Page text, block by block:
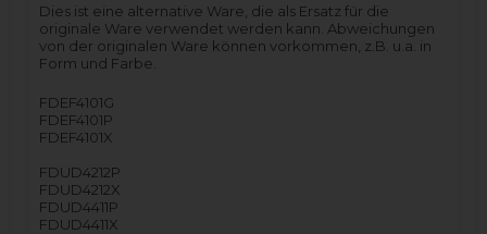
Dies ist eine alternative Ware, die als Ersatz für die
originale Ware verwendet werden kann. Abweichungen
von der originalen Ware können vorkommen, z.B. u.a. in
Form und Farbe.
FDEF4101G
FDEF4101P
FDEF4101X
FDUD4212P
FDUD4212X
FDUD4411P
FDUD4411X